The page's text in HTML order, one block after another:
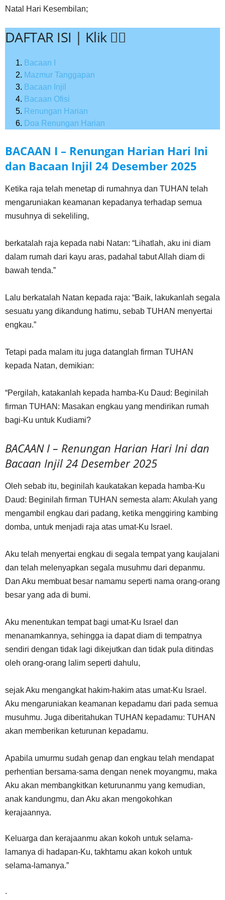
Natal Hari Kesembilan;
DAFTAR ISI | Klik 👇🏻
Bacaan I
Mazmur Tanggapan
Bacaan Injil
Bacaan Ofisi
Renungan Harian
Doa Renungan Harian
BACAAN I – Renungan Harian Hari Ini
dan Bacaan Injil 24 Desember 2025
Ketika raja telah menetap di rumahnya dan TUHAN telah
mengaruniakan keamanan kepadanya terhadap semua
musuhnya di sekeliling,
berkatalah raja kepada nabi Natan: “Lihatlah, aku ini diam
dalam rumah dari kayu aras, padahal tabut Allah diam di
bawah tenda.”
Lalu berkatalah Natan kepada raja: “Baik, lakukanlah segala
sesuatu yang dikandung hatimu, sebab TUHAN menyertai
engkau.”
Tetapi pada malam itu juga datanglah firman TUHAN
kepada Natan, demikian:
“Pergilah, katakanlah kepada hamba-Ku Daud: Beginilah
firman TUHAN: Masakan engkau yang mendirikan rumah
bagi-Ku untuk Kudiami?
BACAAN I – Renungan Harian Hari Ini dan
Bacaan Injil 24 Desember 2025
Oleh sebab itu, beginilah kaukatakan kepada hamba-Ku
Daud: Beginilah firman TUHAN semesta alam: Akulah yang
mengambil engkau dari padang, ketika menggiring kambing
domba, untuk menjadi raja atas umat-Ku Israel.
Aku telah menyertai engkau di segala tempat yang kaujalani
dan telah melenyapkan segala musuhmu dari depanmu.
Dan Aku membuat besar namamu seperti nama orang-orang
besar yang ada di bumi.
Aku menentukan tempat bagi umat-Ku Israel dan
menanamkannya, sehingga ia dapat diam di tempatnya
sendiri dengan tidak lagi dikejutkan dan tidak pula ditindas
oleh orang-orang lalim seperti dahulu,
sejak Aku mengangkat hakim-hakim atas umat-Ku Israel.
Aku mengaruniakan keamanan kepadamu dari pada semua
musuhmu. Juga diberitahukan TUHAN kepadamu: TUHAN
akan memberikan keturunan kepadamu.
Apabila umurmu sudah genap dan engkau telah mendapat
perhentian bersama-sama dengan nenek moyangmu, maka
Aku akan membangkitkan keturunanmu yang kemudian,
anak kandungmu, dan Aku akan mengokohkan
kerajaannya.
Keluarga dan kerajaanmu akan kokoh untuk selama-
lamanya di hadapan-Ku, takhtamu akan kokoh untuk
selama-lamanya.”
.